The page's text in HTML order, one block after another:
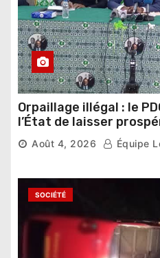
Orpaillage illégal : le PDCI-RDA
l’État de laisser
national »
Août 4, 2026 Équipe
SOCIÉTÉ